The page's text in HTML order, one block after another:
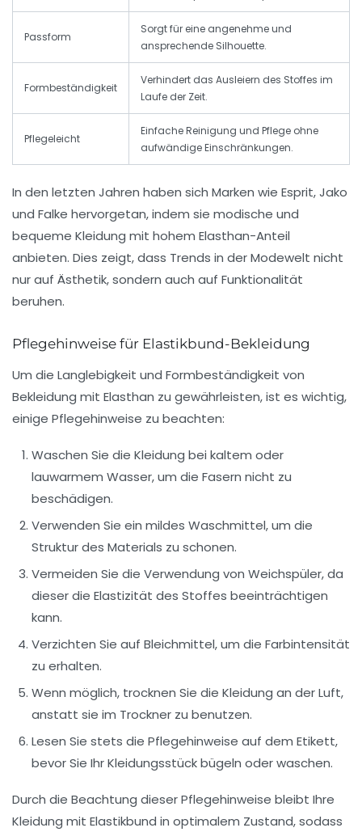
Passform
Sorgt für eine angenehme und
ansprechende Silhouette.
Formbeständigkeit
Verhindert das Ausleiern des Stoffes im
Laufe der Zeit.
Pflegeleicht
Einfache Reinigung und Pflege ohne
aufwändige Einschränkungen.
In den letzten Jahren haben sich Marken wie Esprit,Jako
und Falke hervorgetan, indem sie modische und
bequeme Kleidung mit hohem Elasthan-Anteil
anbieten. Dies zeigt, dass Trends in der Modewelt nicht
nur auf Ästhetik, sondern auch auf Funktionalität
beruhen.
Pflegehinweise für Elastikbund-Bekleidung
Um die Langlebigkeit und Formbeständigkeit von
Bekleidung mit Elasthan zu gewährleisten, ist es wichtig,
einige Pflegehinweise zu beachten:
Waschen Sie die Kleidung bei kaltem oder
lauwarmem Wasser, um die Fasern nicht zu
beschädigen.
Verwenden Sie ein mildes Waschmittel, um die
Struktur des Materials zu schonen.
Vermeiden Sie die Verwendung von Weichspüler, da
dieser die Elastizität des Stoffes beeinträchtigen
kann.
Verzichten Sie auf Bleichmittel, um die Farbintensität
zu erhalten.
Wenn möglich, trocknen Sie die Kleidung an der Luft,
anstatt sie im Trockner zu benutzen.
Lesen Sie stets die Pflegehinweise auf dem Etikett,
bevor Sie Ihr Kleidungsstück bügeln oder waschen.
Durch die Beachtung dieser Pflegehinweise bleibt Ihre
Kleidung mit Elastikbund in optimalem Zustand, sodass